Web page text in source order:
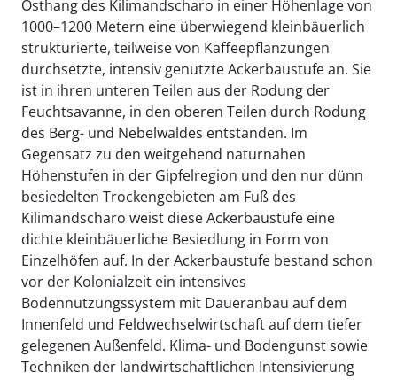
Osthang des Kilimandscharo in einer Höhenlage von
1000–1200 Metern eine überwiegend kleinbäuerlich
strukturierte, teilweise von Kaffeepflanzungen
durchsetzte, intensiv genutzte Ackerbaustufe an. Sie
ist in ihren unteren Teilen aus der Rodung der
Feuchtsavanne, in den oberen Teilen durch Rodung
des Berg- und Nebelwaldes entstanden. Im
Gegensatz zu den weitgehend naturnahen
Höhenstufen in der Gipfelregion und den nur dünn
besiedelten Trockengebieten am Fuß des
Kilimandscharo weist diese Ackerbaustufe eine
dichte kleinbäuerliche Besiedlung in Form von
Einzelhöfen auf. In der Ackerbaustufe bestand schon
vor der Kolonialzeit ein intensives
Bodennutzungssystem mit Daueranbau auf dem
Innenfeld und Feldwechselwirtschaft auf dem tiefer
gelegenen Außenfeld. Klima- und Bodengunst sowie
Techniken der landwirtschaftlichen Intensivierung